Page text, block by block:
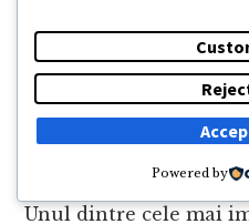
menținerea sănătății
Gestionarea
Emoțiilor
Unul dintre cele mai
Powered by